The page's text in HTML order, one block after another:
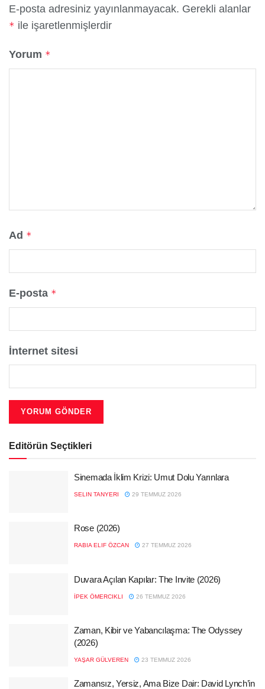
E-posta adresiniz yayınlanmayacak. Gerekli alanlar
* ile işaretlenmişlerdir
Yorum *
Ad *
E-posta *
İnternet sitesi
Editörün Seçtikleri
Sinemada İklim Krizi: Umut Dolu Yarınlara
SELIN TANYERI 29 TEMMUZ 2026
Rose (2026)
RABIA ELIF ÖZCAN 27 TEMMUZ 2026
Duvara Açılan Kapılar: The Invite (2026)
İPEK ÖMERCIKLI 26 TEMMUZ 2026
Zaman, Kibir ve Yabancılaşma: The Odyssey
(2026)
YAŞAR GÜLVEREN 23 TEMMUZ 2026
Zamansız, Yersiz, Ama Bize Dair: David Lynch’in